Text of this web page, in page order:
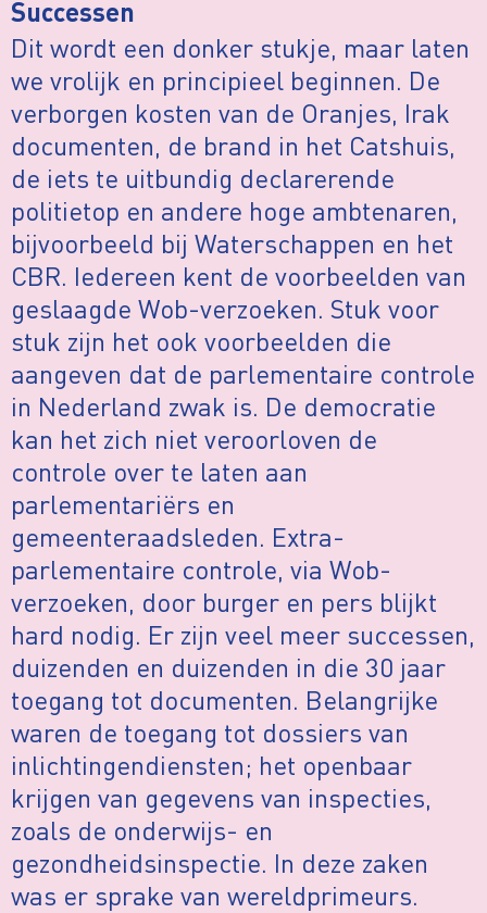
Successen
Dit wordt een donker stukje, maar laten
we vrolijk en principieel beginnen. De
verborgen kosten van de Oranjes, Irak
documenten, de brand in het Catshuis,
de iets te uitbundig declarerende
politietop en andere hoge ambtenaren,
bijvoorbeeld bij Waterschappen en het
CBR. Iedereen kent de voorbeelden van
geslaagde Wob-verzoeken. Stuk voor
stuk zijn het ook voorbeelden die
aangeven dat de parlementaire controle
in Nederland zwak is. De democratie
kan het zich niet veroorloven de
controle over te laten aan
parlementariërs en
gemeenteraadsleden. Extra-
parlementaire controle, via Wob-
verzoeken, door burger en pers blijkt
hard nodig. Er zijn veel meer successen,
duizenden en duizenden in die 30 jaar
toegang tot documenten. Belangrijke
waren de toegang tot dossiers van
inlichtingendiensten; het openbaar
krijgen van gegevens van inspecties,
zoals de onderwijs- en
gezondheidsinspectie. In deze zaken
was er sprake van wereldprimeurs.